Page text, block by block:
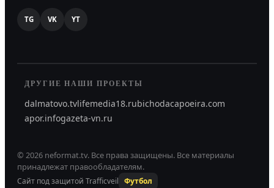
TG VK YT
ДРУГИЕ НАШИ ПРОЕКТЫ
dalmatovo.tvlifemedia18.rubichodacapoeira.com
apor.infogazeta-vn.ru
© 2026 neformat.tv. Все права защищены. Все материалы
принадлежат правообладателям.
Сайт под защитой Trafficveil Футбол